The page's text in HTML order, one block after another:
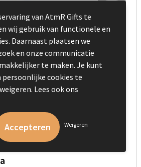
van AtmR Gifts te
wij gebruik van functionele en
Daarnaast plaatsen we
en onze communicatie
te maken. Je kunt
persoonlijke cookies te
Lees ook ons
Weigeren